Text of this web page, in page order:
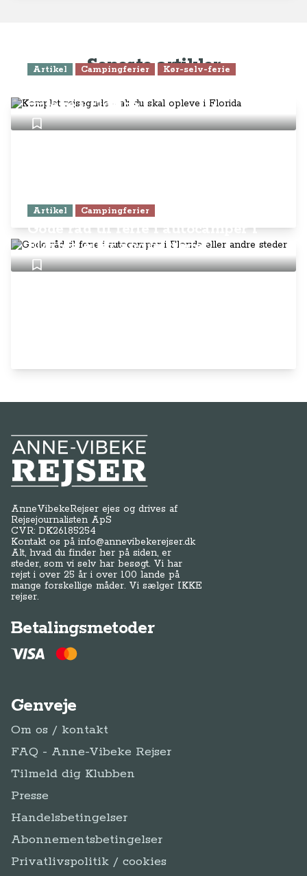
Seneste artikler
Artikel Campingferier Kør-selv-ferie
opleve i Florida
Artikel Campingferier
Gode råd til ferie i autocamper i
Florida eller andre steder
Anne-Vibeke Rejser
AnneVibekeRejser ejes og drives af
Rejsejournalisten ApS
CVR: DK26185254
Kontakt os påinfo@annevibekerejser.dk
Alt, hvad du finder her på siden, er
steder, som vi selv har besøgt. Vi har
rejst i over 25 år i over 100 lande på
mange forskellige måder. Vi sælger IKKE
rejser.
Betalingsmetoder
Genveje
Om os / kontakt
FAQ - Anne-Vibeke Rejser
Tilmeld dig Klubben
Presse
Handelsbetingelser
Abonnementsbetingelser
Privatlivspolitik / cookies